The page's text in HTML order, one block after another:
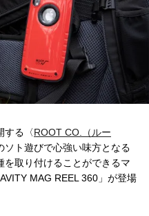
する〈ROOT CO.（ルー
ソト遊びで心強い味方となる
を取り付けることができるマ
MAG REEL 360」が登場